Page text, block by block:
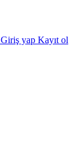
Giriş yap Kayıt ol